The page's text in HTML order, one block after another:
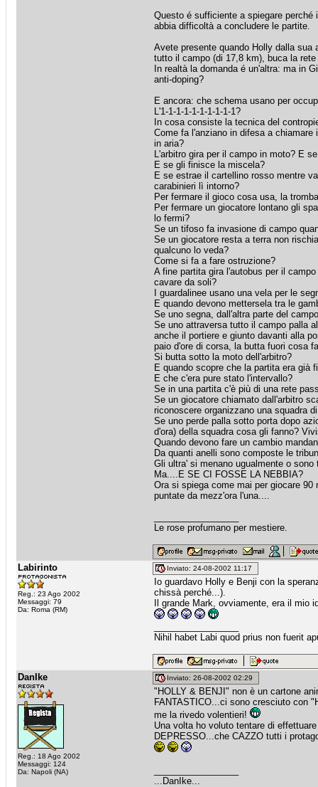
Questo é sufficiente a spiegare
abbia difficoltà a concludere le partite.
Avete presente quando Holly dalla sua
tutto il campo (di 17,8 km), buca la
In realtà la domanda é un'altra: ma in
anti-doping?
E ancora: che schema usano per
L'1-1-1-1-1-1-1-1-1-1?
In cosa consiste la tecnica del
Come fa l'anziano in difesa a
in aria?
L'arbitro gira per il campo in moto? E
E se gli finisce la miscela?
E se estrae il cartellino rosso mentre
carabinieri lì intorno?
Per fermare il gioco cosa usa, la
Per fermare un giocatore lontano gli
lo fermi?
Se un tifoso fa invasione di campo
Se un giocatore resta a terra non
qualcuno lo veda?
Come si fa a fare ostruzione?
A fine partita gira l'autobus per il
cavare da soli?
I guardalinee usano una vela per le
E quando devono mettersela tra le
Se uno segna, dall'altra parte del
Se uno attraversa tutto il campo palla
anche il portiere e giunto davanti alla
paio d'ore di corsa, la butta fuori cosa
Si butta sotto la moto dell'arbitro?
E quando scopre che la partita era già
E che c'era pure stato l'intervallo?
Se in una partita c'è più di una rete
Se un giocatore chiamato dall'arbitro
riconoscere organizzano una squadra
Se uno perde palla sotto porta dopo
d'ora) della squadra cosa gli fanno?
Quando devono fare un cambio
Da quanti anelli sono composte le
Gli ultra' si menano ugualmente o sono
Ma....E SE CI FOSSE LA NEBBIA?
Ora si spiega come mai per giocare
puntate da mezz'ora l'una....
Le rose profumano per mestiere.
Labirinto
Reg.: 23 Ago 2002
Messaggi: 79
Da: Roma (RM)
Inviato: 24-08-2002 11:17
Io guardavo Holly e Benji con la
chissà perché...).
Il grande Mark, ovviamente, era il mio
Nihil habet Labi quod prius non fuerit
DanIke
Reg.: 18 Ago 2002
Messaggi: 124
Da: Napoli (NA)
Inviato: 26-08-2002 02:29
"HOLLY & BENJI" non è un cartone
FANTASTICO...ci sono cresciuto con
me la rivedo volentieri!
Una volta ho voluto tentare di
DEPRESSO...che CAZZO tutti i
...DanIke...